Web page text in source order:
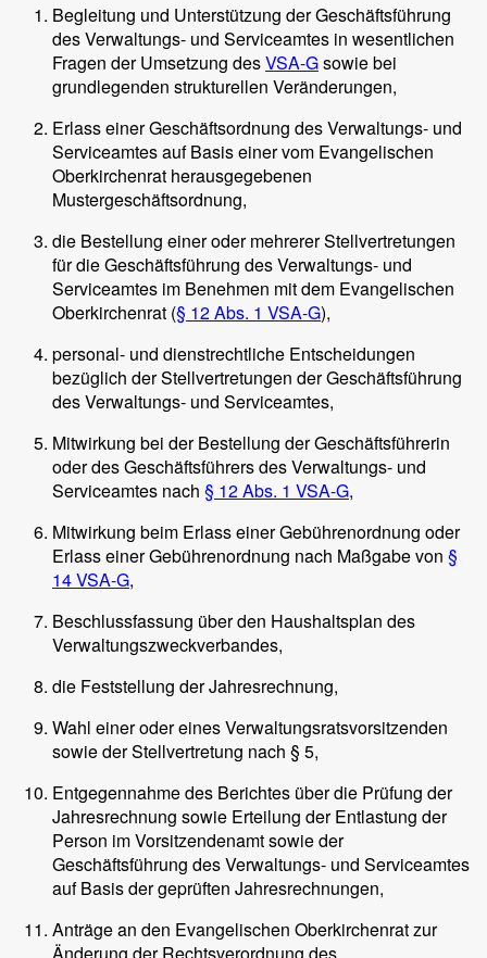
Begleitung und Unterstützung der Geschäftsführung
des Verwaltungs- und Serviceamtes in wesentlichen
Fragen der Umsetzung desVSA-Gsowie bei
grundlegenden strukturellen Veränderungen,
Erlass einer Geschäftsordnung des Verwaltungs- und
Serviceamtes auf Basis einer vom Evangelischen
Oberkirchenrat herausgegebenen
Mustergeschäftsordnung,
die Bestellung einer oder mehrerer Stellvertretungen
für die Geschäftsführung des Verwaltungs- und
Serviceamtes im Benehmen mit dem Evangelischen
Oberkirchenrat (§ 12 Abs. 1 VSA-G),
personal- und dienstrechtliche Entscheidungen
bezüglich der Stellvertretungen der Geschäftsführung
des Verwaltungs- und Serviceamtes,
Mitwirkung bei der Bestellung der Geschäftsführerin
oder des Geschäftsführers des Verwaltungs- und
Serviceamtes nach § 12 Abs. 1 VSA-G,
Mitwirkung beim Erlass einer Gebührenordnung oder
Erlass einer Gebührenordnung nach Maßgabe von §
14 VSA-G,
Beschlussfassung über den Haushaltsplan des
Verwaltungszweckverbandes,
die Feststellung der Jahresrechnung,
Wahl einer oder eines Verwaltungsratsvorsitzenden
sowie der Stellvertretung nach § 5,
Entgegennahme des Berichtes über die Prüfung der
Jahresrechnung sowie Erteilung der Entlastung der
Person im Vorsitzendenamt sowie der
Geschäftsführung des Verwaltungs- und Serviceamtes
auf Basis der geprüften Jahresrechnungen,
Anträge an den Evangelischen Oberkirchenrat zur
Änderung der Rechtsverordnung des